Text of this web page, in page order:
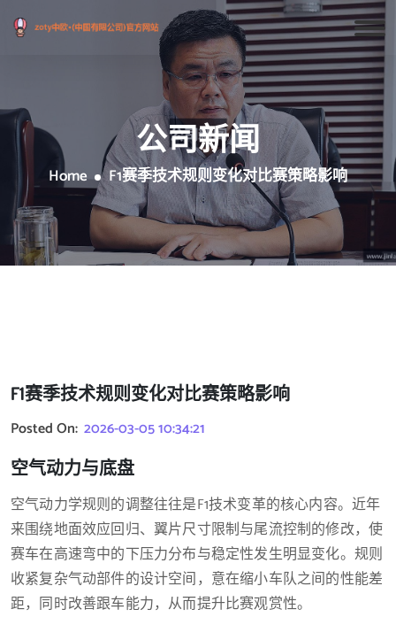
公司新闻
Home F1赛季技术规则变化对比赛策略影响
F1赛季技术规则变化对比赛策略影响
Posted On: 2026-03-05 10:34:21
空气动力与底盘
空气动力学规则的调整往往是F1技术变革的核心内容。近年
来围绕地面效应回归、翼片尺寸限制与尾流控制的修改，使
赛车在高速弯中的下压力分布与稳定性发生明显变化。规则
收紧复杂气动部件的设计空间，意在缩小车队之间的性能差
距，同时改善跟车能力，从而提升比赛观赏性。